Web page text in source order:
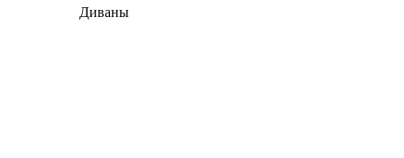
Диваны